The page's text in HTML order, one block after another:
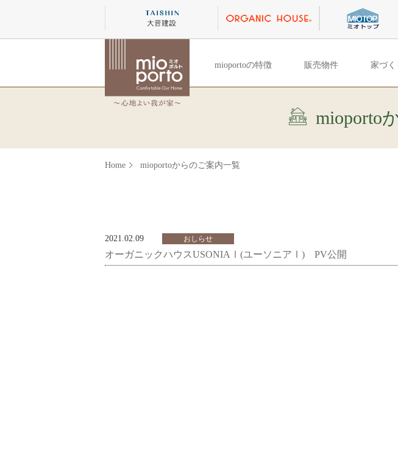
mioportoの特徴 販売物件 家づく
mioporto
Home mioportoからのご案内一覧
2021.02.09 おしらせ
オーガニックハウスUSONIAⅠ(ユーソニアⅠ) PV公開